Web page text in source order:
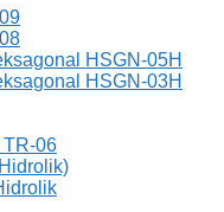
HSGN-05H
HSGN-03H
TR-06